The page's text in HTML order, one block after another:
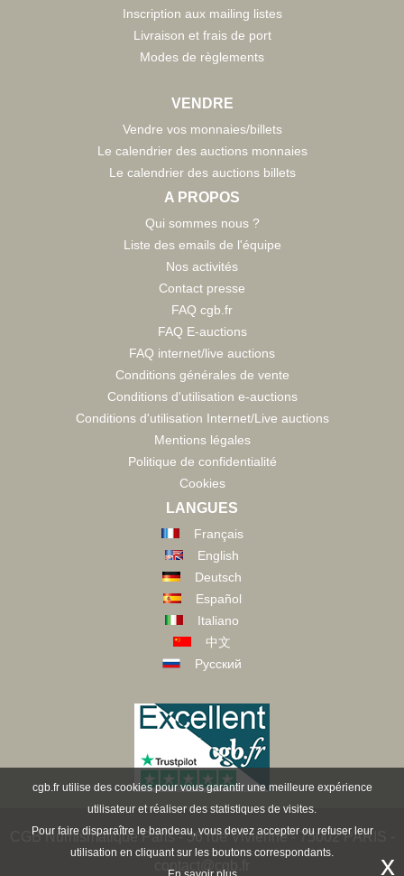
Inscription aux mailing listes
Livraison et frais de port
Modes de règlements
VENDRE
Vendre vos monnaies/billets
Le calendrier des auctions monnaies
Le calendrier des auctions billets
A PROPOS
Qui sommes nous ?
Liste des emails de l'équipe
Nos activités
Contact presse
FAQ cgb.fr
FAQ E-auctions
FAQ internet/live auctions
Conditions générales de vente
Conditions d'utilisation e-auctions
Conditions d'utilisation Internet/Live auctions
Mentions légales
Politique de confidentialité
Cookies
LANGUES
Français
English
Deutsch
Español
Italiano
中文
Русский
CGB Numismatique Paris - 36 rue Vivienne - 75002 PARIS -
cgb.fr utilise des cookies pour vous garantir une meilleure expérience
utilisateur et réaliser des statistiques de visites.
Pour faire disparaître le bandeau, vous devez accepter ou refuser leur
utilisation en cliquant sur les boutons correspondants.
x